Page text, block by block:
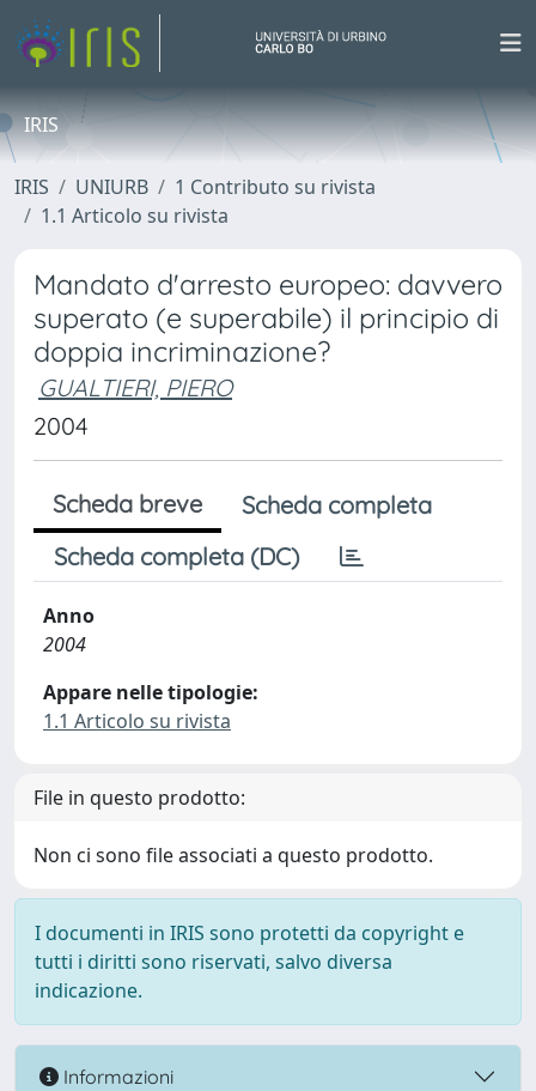
IRIS
IRIS UNIURB
1 Contributo su rivista
1.1 Articolo su rivista
Mandato d'arresto europeo: davvero
superato (e superabile) il principio di
doppia incriminazione?
GUALTIERI, PIERO
2004
Scheda breve
Scheda completa
Scheda completa (DC)
Anno
2004
Appare nelle tipologie:
1.1 Articolo su rivista
File in questo prodotto:
Non ci sono file associati a questo prodotto.
I documenti in IRIS sono protetti da copyright e
tutti i diritti sono riservati, salvo diversa
indicazione.
Informazioni